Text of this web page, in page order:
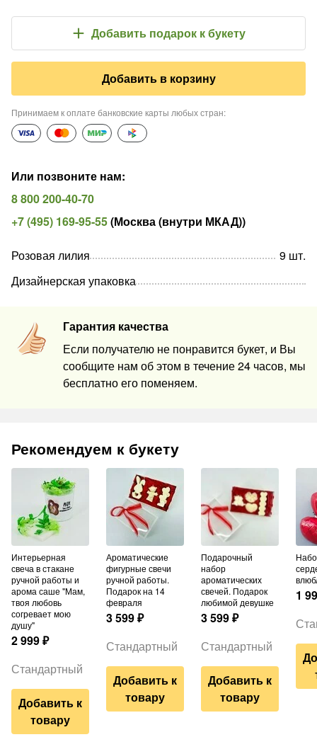
Добавить подарок к букету
Добавить в корзину
Принимаем к оплате банковские карты любых стран:
Или позвоните нам:
8 800 200-40-70
+7 (495) 169-95-55(Москва (внутри МКАД))
Гарантия качества
Если получателю не понравится букет, и Вы
сообщите нам об этом в течение 24 часов, мы
бесплатно его поменяем.
Розовая лилия 9 шт.
Дизайнерская упаковка
Рекомендуем к букету
Интерьерная
свеча в стакане
ручной работы и
арома саше "Мам,
твоя любовь
согревает мою
душу"
2 999₽
Стандартный
Добавить к
товару
Ароматические
фигурные свечи
ручной работы.
Подарок на 14
февраля
3 599₽
Стандартный
Добавить к
товару
Подарочный
набор
ароматических
свечей. Подарок
любимой девушке
3 599₽
Стандартный
Добавить к
товару
Набор шаров из 3
1